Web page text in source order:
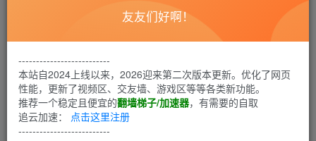
另有小说阅读站点，网罗包括训诫文、腐文在内的
第1回
] 二爷有五个丫头，一起干了一个贸易公司，二爷是老板，
四个丫头做业务，在工作上难免有不同的意见，有了不同的
友友们好啊！
--------------------------
本站自2024上线以来，2026迎来第二次版本更新。优化了网页
性能，更新了视频区、交友墙、游戏区等等各类新功能。
推荐一个稳定且便宜的翻墙梯子/加速器，有需要的自取
追云加速： 点击这里注册
--------------------------